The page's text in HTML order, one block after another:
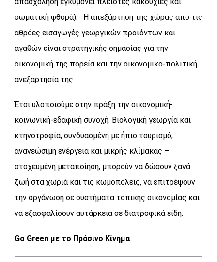
σωματική φθορά). Η απεξάρτηση της χώρας από τις
αθρόες εισαγωγές γεωργικών προϊόντων και
αγαθών είναι στρατηγικής σημασίας για την
οικονομική της πορεία και την οικονομικο-πολιτική
ανεξαρτησία της.
Έτσι υλοποιούμε στην πράξη την οικονομική-
κοινωνική-εδαφική συνοχή. Βιολογική γεωργία και
κτηνοτροφία, συνδυασμένη με ήπιο τουρισμό,
ανανεώσιμη ενέργεια και μικρής κλίμακας –
στοχευμένη μεταποίηση, μπορούν να δώσουν ξανά
ζωή στα χωριά και τις κωμοπόλεις, να επιτρέψουν
την οργάνωση σε συστήματα τοπικής οικονομίας και
να εξασφαλίσουν αυτάρκεια σε διατροφικά είδη.
Go Green με το Πράσινο Κίνημα